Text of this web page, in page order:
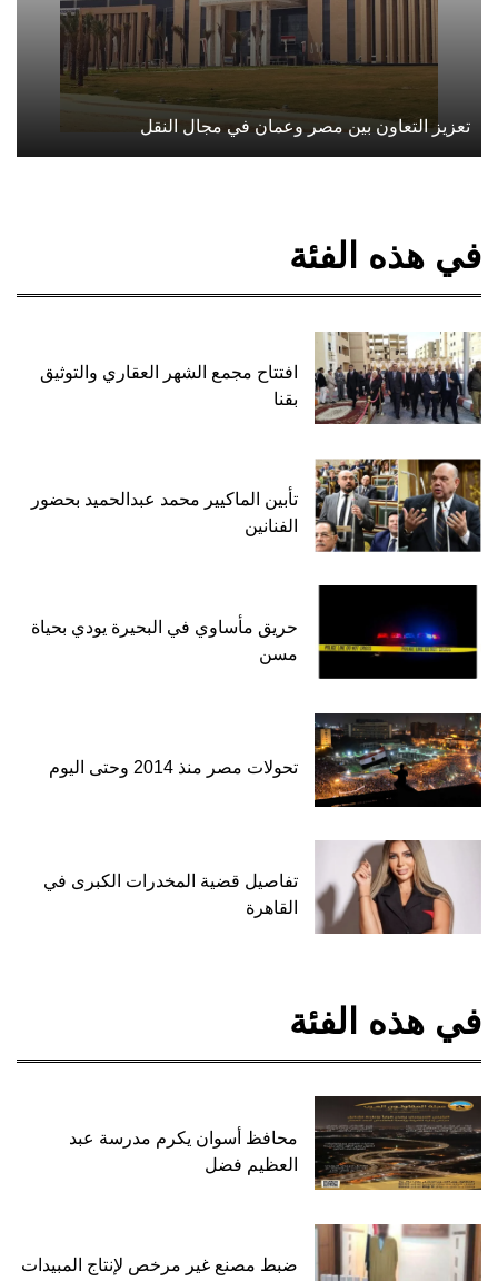
تعزيز التعاون بين مصر وعمان في مجال النقل
في هذه الفئة
افتتاح مجمع الشهر العقاري والتوثيق
بقنا
تأبين الماكيير محمد عبدالحميد بحضور
الفنانين
حريق مأساوي في البحيرة يودي بحياة
مسن
تحولات مصر منذ 2014 وحتى اليوم
تفاصيل قضية المخدرات الكبرى في
القاهرة
في هذه الفئة
محافظ أسوان يكرم مدرسة عبد
العظيم فضل
ضبط مصنع غير مرخص لإنتاج المبيدات